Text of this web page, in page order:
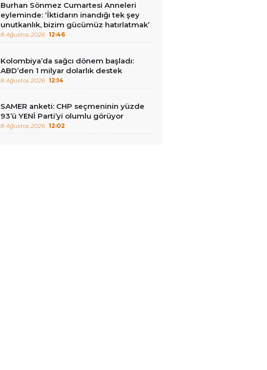
Burhan Sönmez Cumartesi Anneleri
eyleminde: ‘İktidarın inandığı tek şey
unutkanlık, bizim gücümüz hatırlatmak’
8 Ağustos 2026 12:46
Kolombiya’da sağcı dönem başladı:
ABD’den 1 milyar dolarlık destek
8 Ağustos 2026 12:14
SAMER anketi: CHP seçmeninin yüzde
93’ü YENİ Parti’yi olumlu görüyor
8 Ağustos 2026 12:02